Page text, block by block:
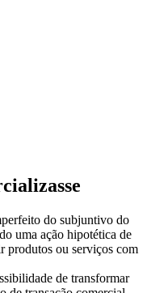
do subjuntivo do
uma ação hipotética de
produtos ou serviços com
de transformar